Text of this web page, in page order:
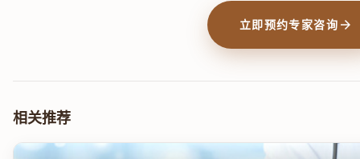
立即预约专家咨询 arrow_forward
相关推荐